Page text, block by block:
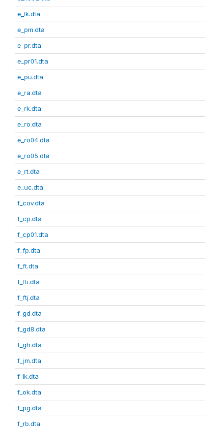
e_lk.dta
e_pm.dta
e_pr.dta
e_pr01.dta
e_pu.dta
e_ra.dta
e_rk.dta
e_ro.dta
e_ro04.dta
e_ro05.dta
e_rt.dta
e_uc.dta
f_cov.dta
f_cp.dta
f_cp01.dta
f_fp.dta
f_ft.dta
f_fti.dta
f_ftj.dta
f_gd.dta
f_gd8.dta
f_gh.dta
f_jm.dta
f_lk.dta
f_ok.dta
f_pg.dta
f_rb.dta